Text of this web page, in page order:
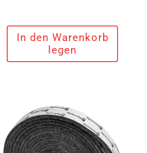
In den Warenkorb
legen